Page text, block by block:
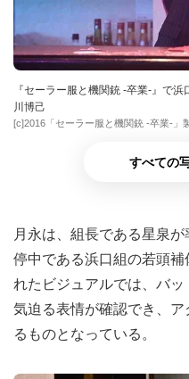
『セーラー服と機関銃 -卒業-』で
川博己
[c]2016「セーラー服と機関銃 -卒業-」
すべての
月永は、組長である星泉
停中である浜口組の若頭
れたビジュアルでは、バ
気迫る表情が確認でき、
るものとなっている。